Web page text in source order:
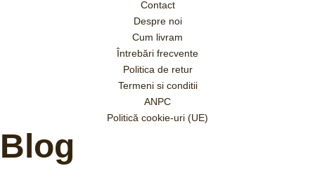
Contact
Despre noi
Cum livram
Întrebări frecvente
Politica de retur
Termeni si conditii
ANPC
Politică cookie-uri (UE)
Blog